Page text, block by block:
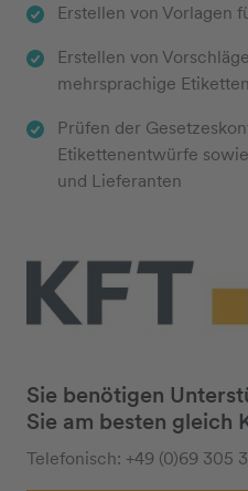
Erstellen von Vorlagen
Erstellen von
mehrsprachige Etiketten
Prüfen der
Etikettenentwürfe
und Lieferanten
Sie benötigen
Sie am besten gleich
Telefonisch: +49 (0)69 305